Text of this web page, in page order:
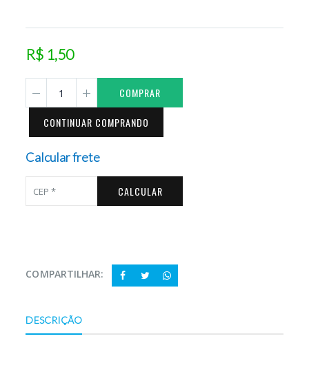
R$ 1,50
COMPRAR
CONTINUAR COMPRANDO
Calcular frete
CALCULAR
COMPARTILHAR:
DESCRIÇÃO